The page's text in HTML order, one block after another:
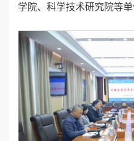
学院、科学技术研究院等单